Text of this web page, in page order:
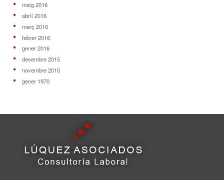
maig 2016
abril 2016
març 2016
febrer 2016
gener 2016
desembre 2015
novembre 2015
gener 1970